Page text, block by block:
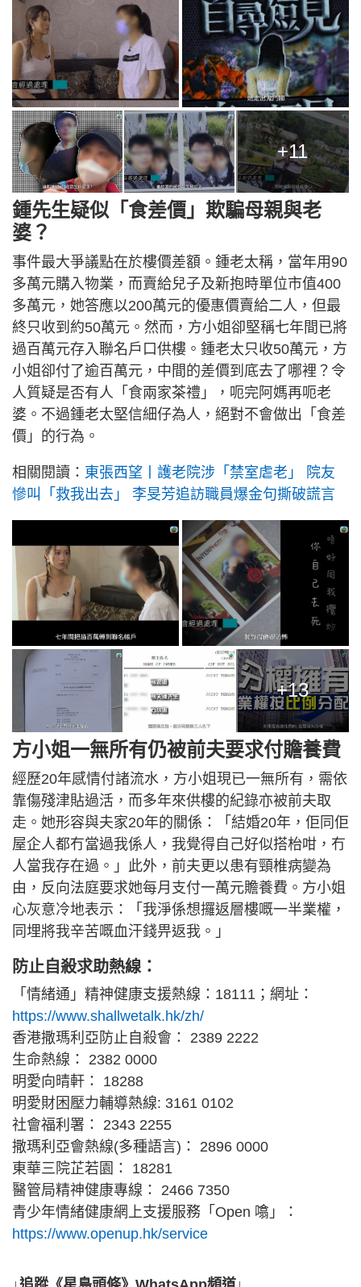
+11
鍾先生疑似「食差價」欺騙母親與老
婆？
事件最大爭議點在於樓價差額。鍾老太稱，當年用90
多萬元購入物業，而賣給兒子及新抱時單位市值400
多萬元，她答應以200萬元的優惠價賣給二人，但最
終只收到約50萬元。然而，方小姐卻堅稱七年間已將
過百萬元存入聯名戶口供樓。鍾老太只收50萬元，方
小姐卻付了逾百萬元，中間的差價到底去了哪裡？令
人質疑是否有人「食兩家茶禮」，呃完阿媽再呃老
婆。不過鍾老太堅信細仔為人，絕對不會做出「食差
價」的行為。
相關閱讀： 東張西望丨護老院涉「禁室虐老」 院友
慘叫「救我出去」 李旻芳追訪職員爆金句撕破謊言
+13
方小姐一無所有仍被前夫要求付贍養費
經歷20年感情付諸流水，方小姐現已一無所有，需依
靠傷殘津貼過活，而多年來供樓的紀錄亦被前夫取
走。她形容與夫家20年的關係：「結婚20年，佢同佢
屋企人都冇當過我係人，我覺得自己好似搭枱咁，冇
人當我存在過。」此外，前夫更以患有頸椎病變為
由，反向法庭要求她每月支付一萬元贍養費。方小姐
心灰意冷地表示：「我淨係想攞返層樓嘅一半業權，
同埋將我辛苦嘅血汗錢畀返我。」
防止自殺求助熱線：
「情緒通」精神健康支援熱線：18111；網址：
https://www.shallwetalk.hk/zh/
香港撒瑪利亞防止自殺會： 2389 2222
生命熱線： 2382 0000
明愛向晴軒： 18288
明愛財困壓力輔導熱線: 3161 0102
社會福利署： 2343 2255
撒瑪利亞會熱線(多種語言)： 2896 0000
東華三院芷若園： 18281
醫管局精神健康專線： 2466 7350
青少年情緒健康網上支援服務「Open 噏」：
https://www.openup.hk/service